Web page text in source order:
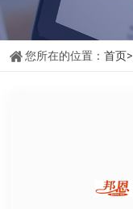
您所在的位置： 首页>